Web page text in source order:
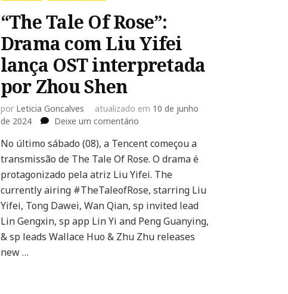
“The Tale Of Rose”:
Drama com Liu Yifei
lança OST interpretada
por Zhou Shen
por Leticia Goncalves atualizado em 10 de junho
de 2024
Deixe um comentárioem
Tale
Of
Rose”:
com
Liu
Yifei
lança
No último sábado (08), a Tencent começou a
transmissão de The Tale Of Rose. O drama é
protagonizado pela atriz Liu Yifei. The
currently airing #TheTaleofRose, starring Liu
Yifei, Tong Dawei, Wan Qian, sp invited lead
Lin Gengxin, sp app Lin Yi and Peng Guanying,
& sp leads Wallace Huo & Zhu Zhu releases
new …